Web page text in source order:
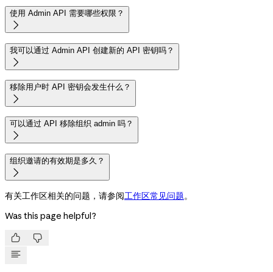
使用 Admin API 需要哪些权限？

我可以通过 Admin API 创建新的 API 密钥吗？

移除用户时 API 密钥会发生什么？

可以通过 API 移除组织 admin 吗？

组织邀请的有效期是多久？

有关工作区相关的问题，请参阅工作区常见问题。
Was this page helpful?
 